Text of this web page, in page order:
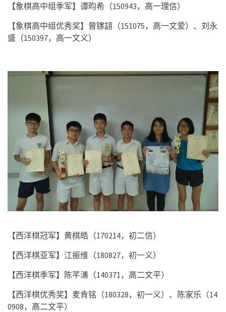
【象棋高中组季军】谭昀希（150943，高一理信）
【象棋高中组优秀奖】曾镓翃（151075，高一文爱）、 刘永
盛（150397，高一文义）
【西洋棋冠军】黄棋皓（170214，初二信）
【西洋棋亚军】江振维（180827，初一义）
【西洋棋季军】陈芊潓（140371 ，高二文平）
【西洋棋优秀奖】麦肯铭（180328，初一义）、陈家乐（14
0908，高二文平）